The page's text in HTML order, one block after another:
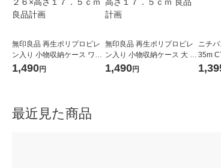
無印良品 再生ポリプロピレ
ン入り 小物収納ケース ワイ
ド 大 ホワイトグレー 約幅３
1,490円
無印良品 再生ポリプロピレ
ン入り 小物収納ケース 大 ホ
ワイトグレー 約幅２６×奥行
1,490円
ニチ
35m
（10巻
最近見た商品